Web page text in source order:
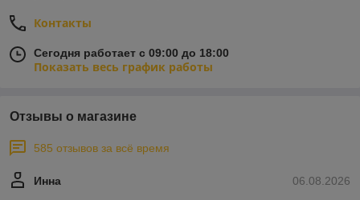
Контакты
Сегодня работает с 09:00 до 18:00
Показать весь график работы
Отзывы о магазине
585 отзывов за всё время
06.08.2026
Инна